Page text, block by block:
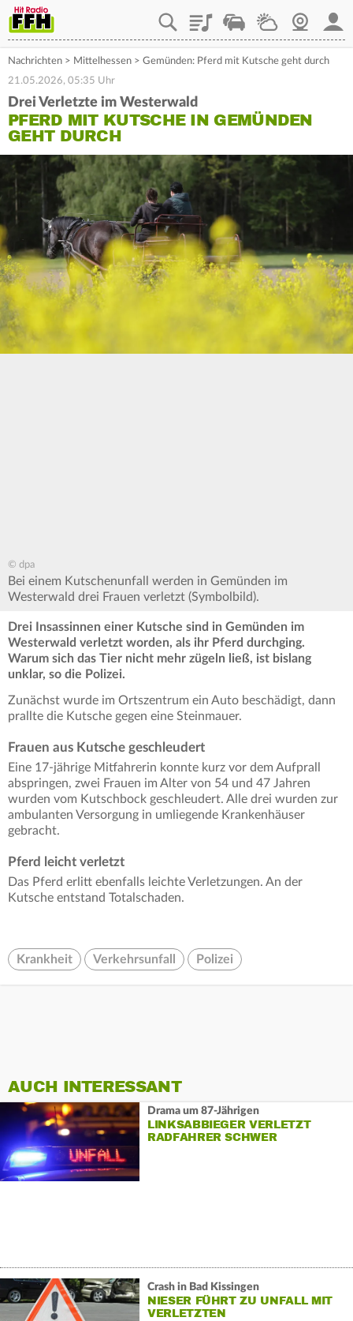
PlaylistStaupilotWetterWebcam
Nachrichten > Mittelhessen > Gemünden: Pferd mit Kutsche geht durch
21.05.2026, 05:35 Uhr
Drei Verletzte im Westerwald
PFERD MIT KUTSCHE IN GEMÜNDEN
GEHT DURCH
© dpa
Bei einem Kutschenunfall werden in Gemünden im
Westerwald drei Frauen verletzt (Symbolbild).
Drei Insassinnen einer Kutsche sind in Gemünden im
Westerwald verletzt worden, als ihr Pferd durchging.
Warum sich das Tier nicht mehr zügeln ließ, ist bislang
unklar, so die Polizei.
Zunächst wurde im Ortszentrum ein Auto beschädigt, dann
prallte die Kutsche gegen eine Steinmauer.
Frauen aus Kutsche geschleudert
Eine 17-jährige Mitfahrerin konnte kurz vor dem Aufprall
abspringen, zwei Frauen im Alter von 54 und 47 Jahren
wurden vom Kutschbock geschleudert. Alle drei wurden zur
ambulanten Versorgung in umliegende Krankenhäuser
gebracht.
Pferd leicht verletzt
Das Pferd erlitt ebenfalls leichte Verletzungen. An der
Kutsche entstand Totalschaden.
Krankheit Verkehrsunfall Polizei
AUCH INTERESSANT
Drama um 87-Jährigen
LINKSABBIEGER VERLETZT
RADFAHRER SCHWER
Crash in Bad Kissingen
NIESER FÜHRT ZU UNFALL MIT
VERLETZTEN